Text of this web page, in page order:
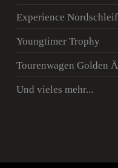
Experience
Youngtimer Trophy
Tourenwagen Golden
Und vieles mehr...